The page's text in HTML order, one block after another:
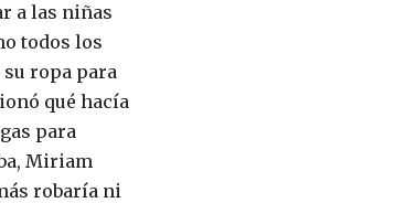
a las niñas
todos los
su ropa para
qué hacía
para
Miriam
robaría ni